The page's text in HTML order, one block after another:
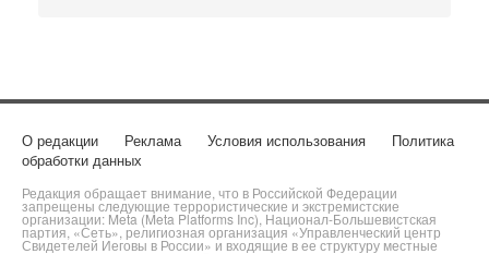
О редакции Реклама Условия использования
Политика
обработки данных
Редакция обращает внимание, что в Российской Федерации
запрещены следующие террористические и экстремистские
организации: Meta (Meta Platforms Inc), Национал-Большевистская
партия, «Сеть», религиозная организация «Управленческий центр
Свидетелей Иеговы в России» и входящие в ее структуру местные